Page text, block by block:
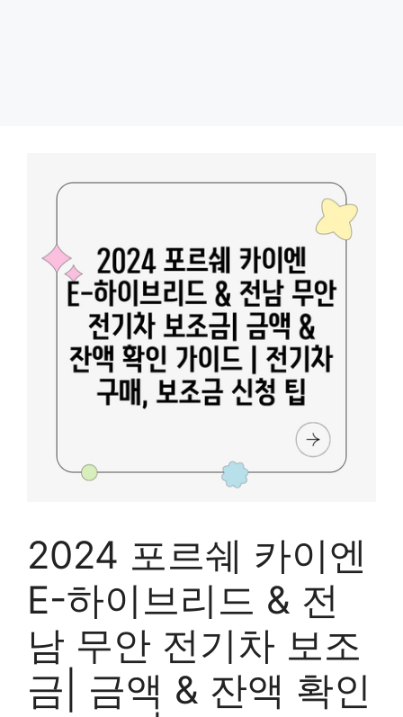
2024 포르쉐 카이엔
E-하이브리드 & 전
남 무안 전기차 보조
금| 금액 & 잔액 확인